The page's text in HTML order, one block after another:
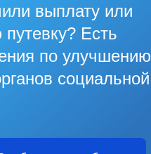
выплату или
путевку? Есть
по улучшению
социальной